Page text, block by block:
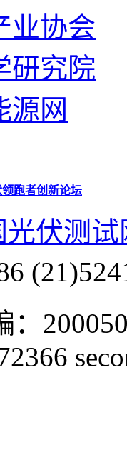
业协会
研究院
源网
跑者创新论坛|
光伏测试